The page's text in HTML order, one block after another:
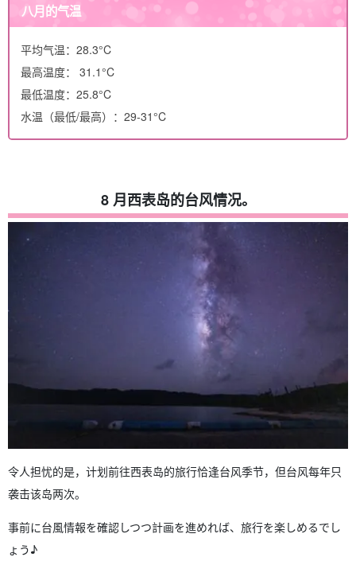
八月的气温
平均气温：28.3°C
最高温度： 31.1°C
最低温度：25.8°C
水温（最低/最高）：29-31°C
8 月西表岛的台风情况。
令人担忧的是，计划前往西表岛的旅行恰逢台风季节，但台风每年只
袭击该岛两次。
事前に台風情報を確認しつつ計画を進めれば、旅行を楽しめるでし
ょう♪